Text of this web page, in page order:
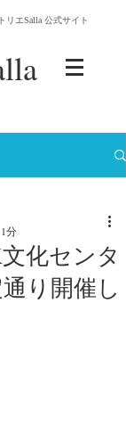
リエSalla 公式サイト
化センタ
り開催し
分